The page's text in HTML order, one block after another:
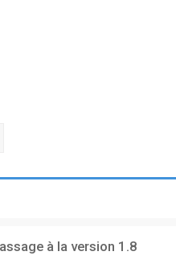
à la version 1.8